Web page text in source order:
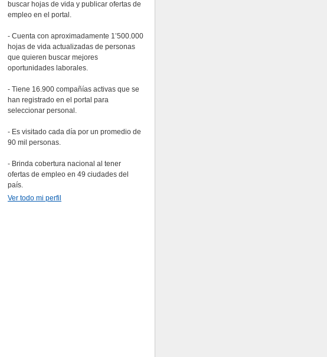
buscar hojas de vida y publicar ofertas de
empleo en el portal.
- Cuenta con aproximadamente 1’500.000
hojas de vida actualizadas de personas
que quieren buscar mejores
oportunidades laborales.
- Tiene 16.900 compañías activas que se
han registrado en el portal para
seleccionar personal.
- Es visitado cada día por un promedio de
90 mil personas.
- Brinda cobertura nacional al tener
ofertas de empleo en 49 ciudades del
país.
Ver todo mi perfil